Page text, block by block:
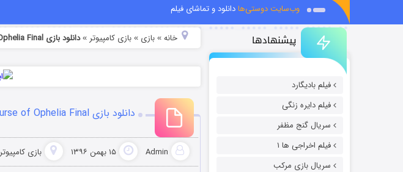
وب‌سایت دوستی‌هادانلود و تماشای فیلم
پیشنهادها
فیلم بادیگارد
فیلم دایره زنگی
سریال گنج مظفر
فیلم اخراجی ها ۱
سریال بازی مرکب
خانه» بازی » بازی کامپیوتر »دانلود بازی Puppet Show 13: The Curse of Ophelia Final
دانلود بازی Puppet Show 13: The Curse of Ophelia Final
Admin ۱۵ بهمن ۱۳۹۶ بازی کامپیوتر